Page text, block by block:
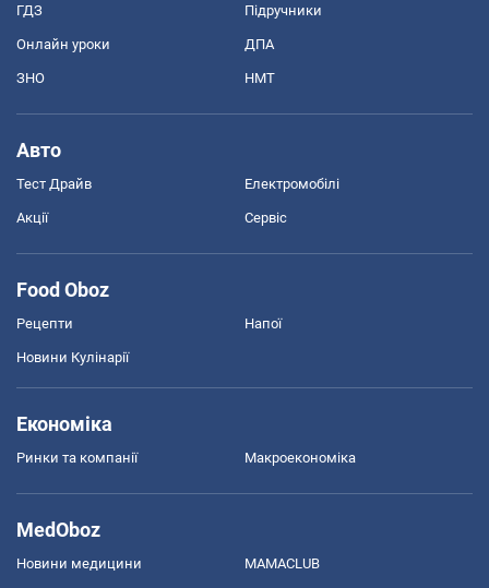
ГДЗ Підручники
Онлайн уроки ДПА
ЗНО НМТ
Авто
Тест Драйв Електромобілі
Акції Сервіс
Food Oboz
Рецепти Напої
Новини Кулінарії
Економіка
Ринки та компанії Макроекономіка
MedOboz
Новини медицини MAMACLUB